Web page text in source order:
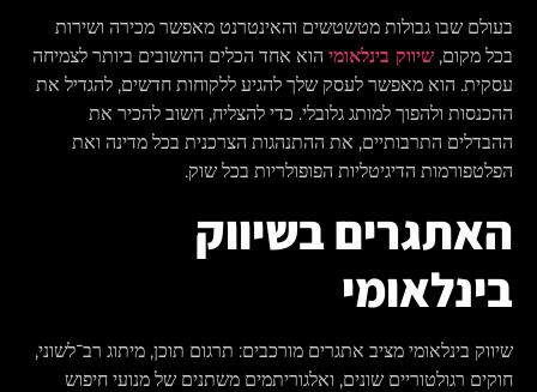
בעולם שבו גבולות מטשטשים והאינטרנט מאפשר מכירה ושירות
בכל מקום, שיווק בינלאומי הוא אחד הכלים החשובים ביותר לצמיחה
עסקית. הוא מאפשר לעסק שלך להגיע ללקוחות חדשים, להגדיל את
ההכנסות ולהפוך למותג גלובלי. כדי להצליח, חשוב להכיר את
ההבדלים התרבותיים, את ההתנהגות הצרכנית בכל מדינה ואת
הפלטפורמות הדיגיטליות הפופולריות בכל שוק.
האתגרים בשיווק
בינלאומי
שיווק בינלאומי מציב אתגרים מורכבים: תרגום תוכן, מיתוג רב־לשוני,
חוקים רגולטוריים שונים, ואלגוריתמים משתנים של מנועי חיפוש